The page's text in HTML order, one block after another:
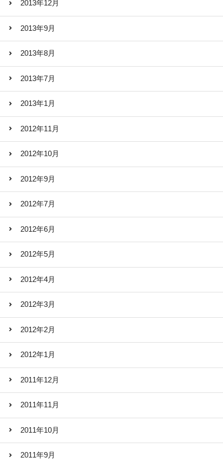
2013年12月
2013年9月
2013年8月
2013年7月
2013年1月
2012年11月
2012年10月
2012年9月
2012年7月
2012年6月
2012年5月
2012年4月
2012年3月
2012年2月
2012年1月
2011年12月
2011年11月
2011年10月
2011年9月